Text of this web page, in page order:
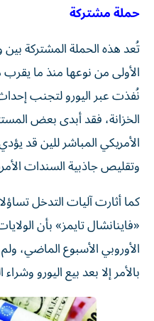
حملة مشتركة
تُعد هذه الحملة المشتركة
الأولى من نوعها منذ ما
نُفذت عبر اليورو لتجنب
الخزانة، فقد أبدى بعض
الأمريكي المباشر للين قد
وتقليص جاذبية السندات
كما أثارت آليات التدخل
«فاينانشال تايمز» بأن
الأوروبي الأسبوع الماضي،
بالأمر إلا بعد بيع اليورو وشراء